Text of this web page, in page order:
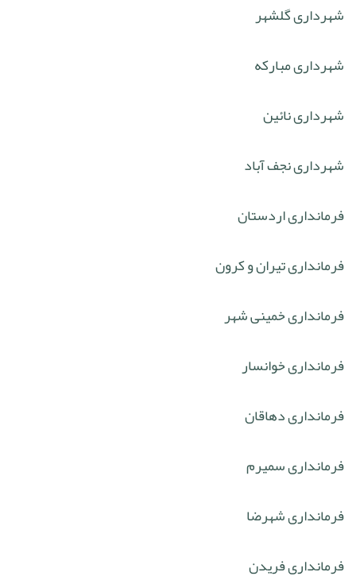
شهرداری گلشهر
شهرداری مبارکه
شهرداری نائین
شهرداری نجف آباد
فرمانداری اردستان
فرمانداری تیران و کرون
فرمانداری خمینی شهر
فرمانداری خوانسار
فرمانداری دهاقان
فرمانداری سمیرم
فرمانداری شهرضا
فرمانداری فریدن